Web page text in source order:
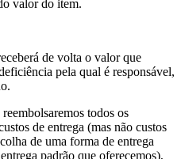
valor do item.
de volta o valor que
pela qual é responsável,
todos os
de entrega (mas não custos
de uma forma de entrega
padrão que oferecemos),